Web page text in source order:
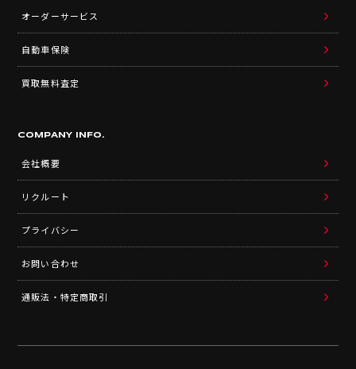
オーダーサービス
自動車保険
買取無料査定
COMPANY INFO.
会社概要
リクルート
プライバシー
お問い合わせ
通販法・特定商取引